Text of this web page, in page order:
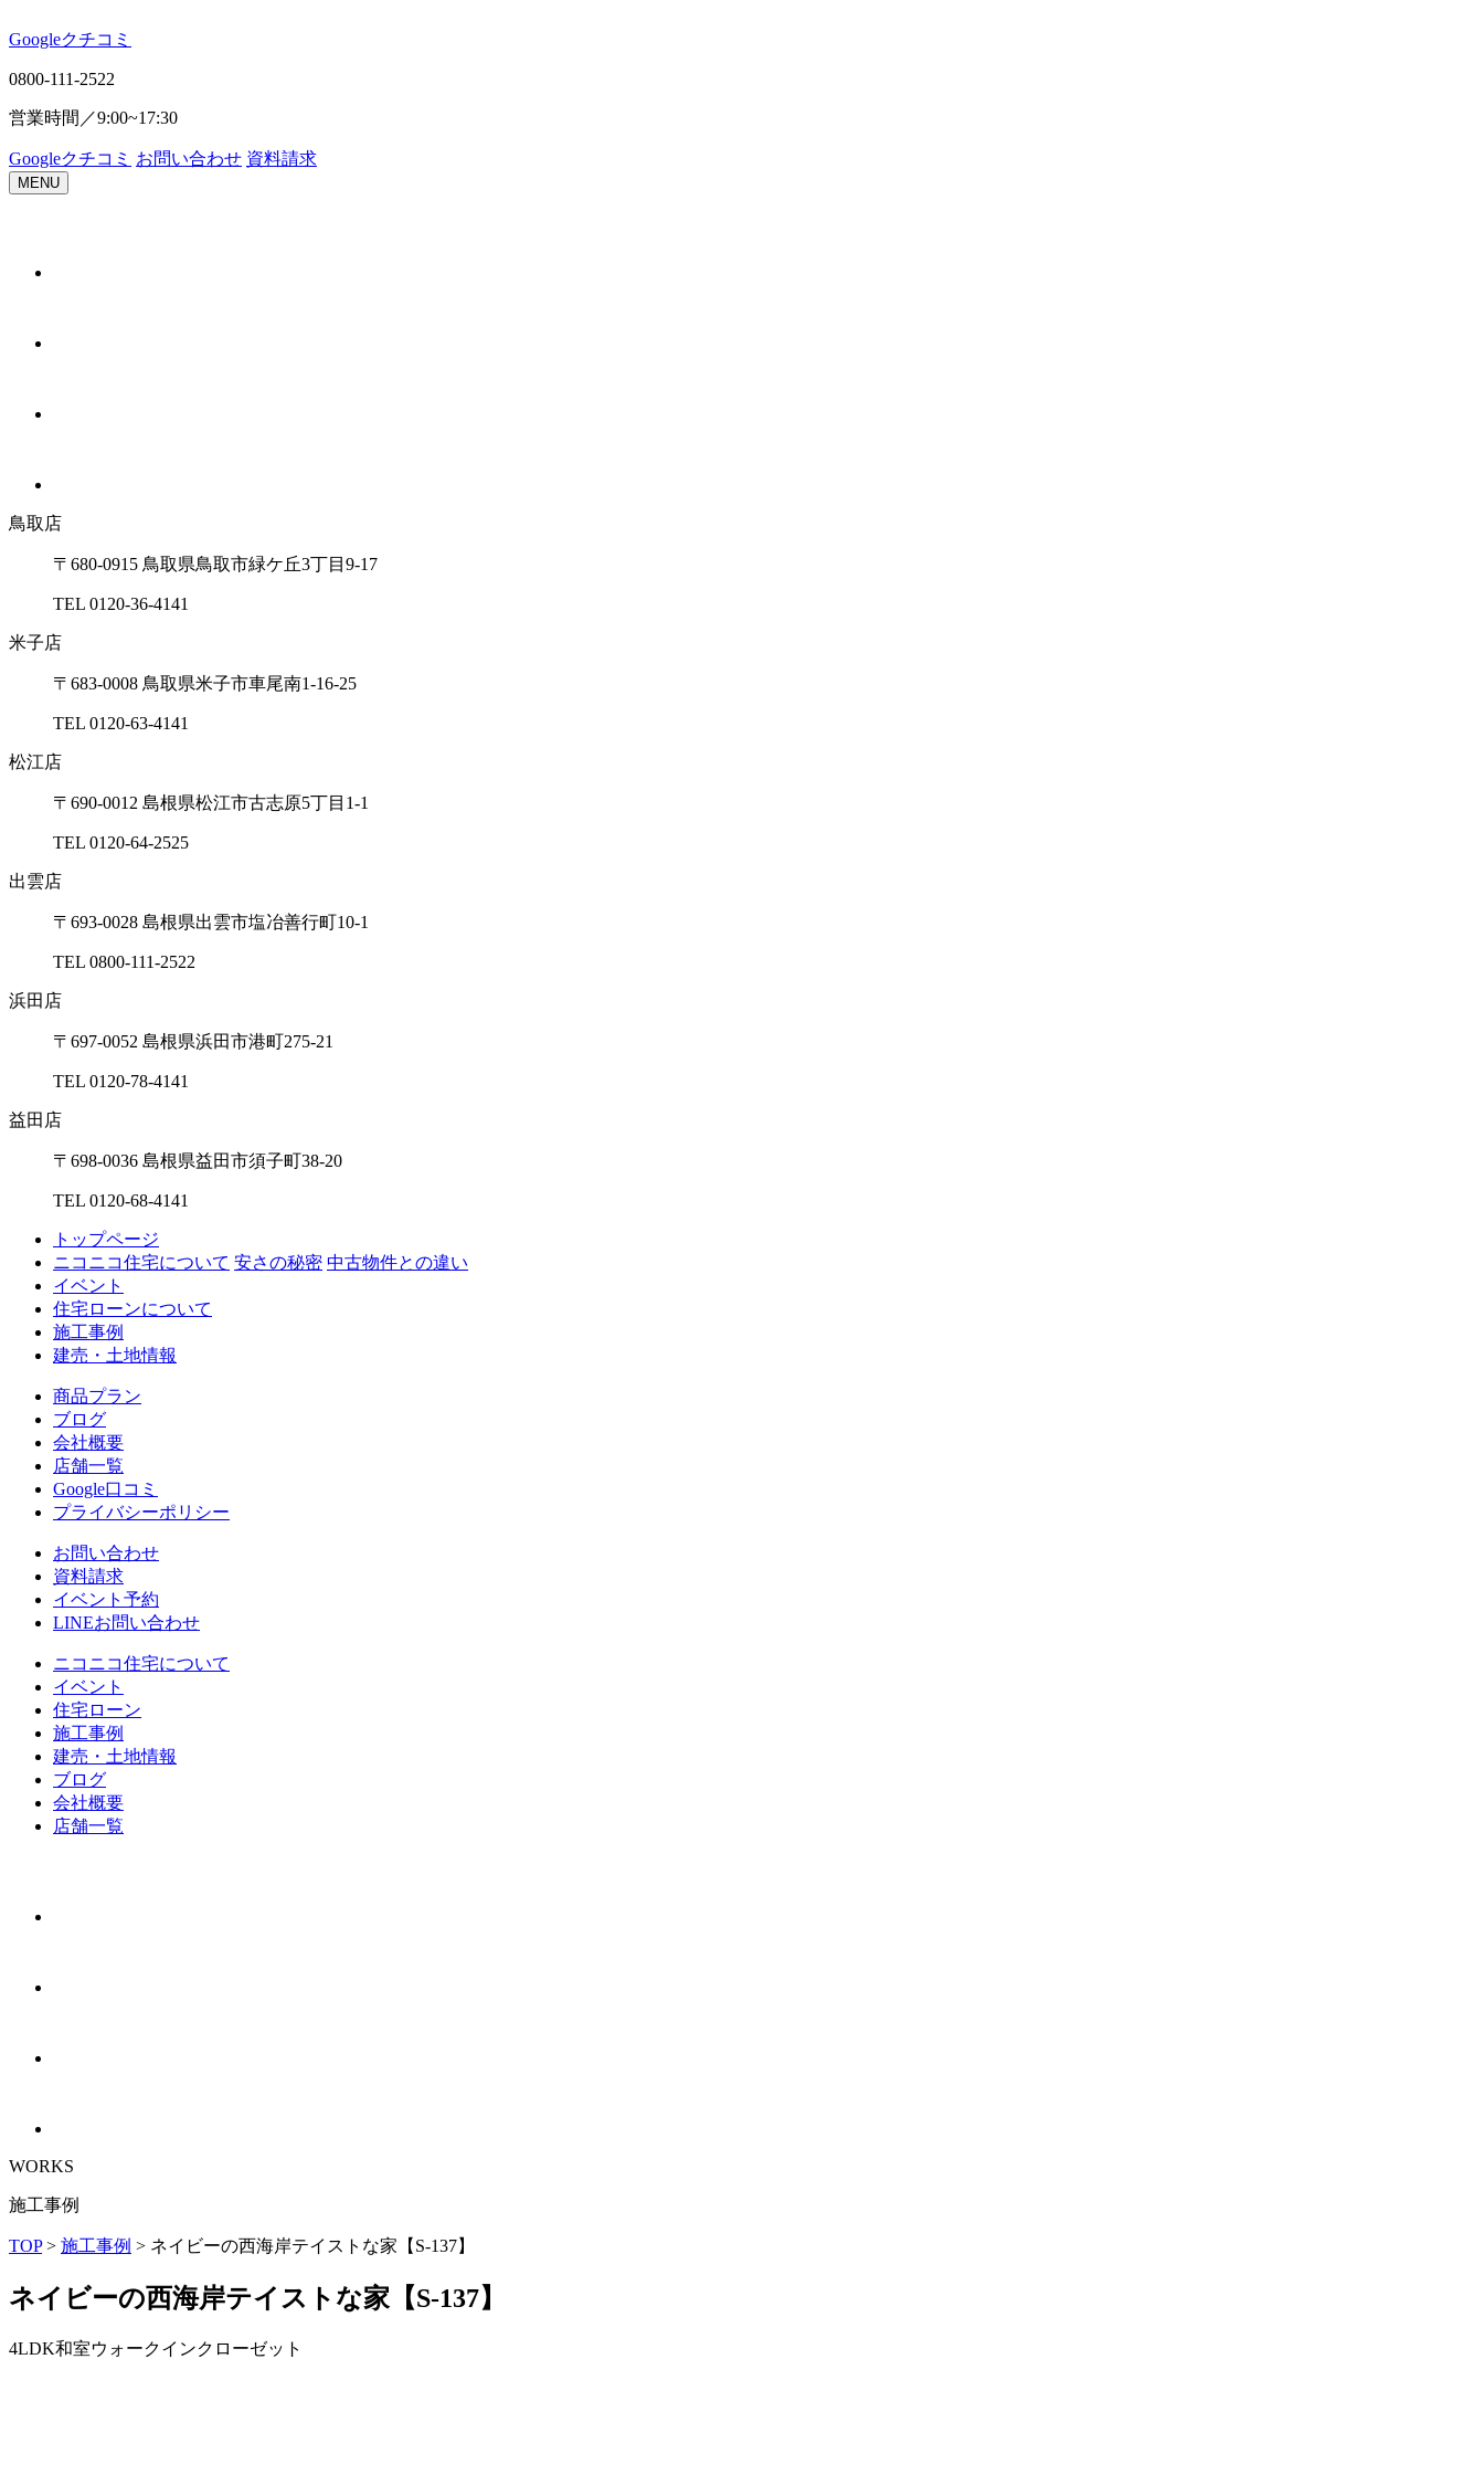
Googleクチコ ミ
0800-111-2522
営業時間／9:00~17:30
Googleクチコ ミ お問い合わせ 資料請求
MENU
鳥取店
〒680-0915 ⿃取県⿃取市緑ケ丘3丁⽬9-17
TEL 0120-36-4141
⽶⼦店
〒683-0008 ⿃取県⽶⼦市⾞尾南1-16-25
TEL 0120-63-4141
松江店
〒690-0012 島根県松江市古志原5丁⽬1-1
TEL 0120-64-2525
出雲店
〒693-0028 島根県出雲市塩冶善⾏町10-1
TEL 0800-111-2522
浜⽥店
〒697-0052 島根県浜⽥市港町275-21
TEL 0120-78-4141
益⽥店
〒698-0036 島根県益⽥市須⼦町38-20
TEL 0120-68-4141
トップページ
ニコニコ住宅について 安さの秘密 中古物件との違い
イベント
住宅ローンについて
施工事例
建売・土地情報
商品プラン
ブログ
会社概要
店舗一覧
Google口コミ
プライバシーポリシー
お問い合わせ
資料請求
イベント予約
LINEお問い合わせ
ニコニコ住宅について
イベント
住宅ローン
施⼯事例
建売・⼟地情報
ブログ
会社概要
店舗⼀覧
WORKS
施工事例
TOP> 施工事例 > ネイビーの西海岸テイストな家【S-137】
ネイビーの西海岸テイストな家【S-137】
4LDK和室ウォークインクローゼット